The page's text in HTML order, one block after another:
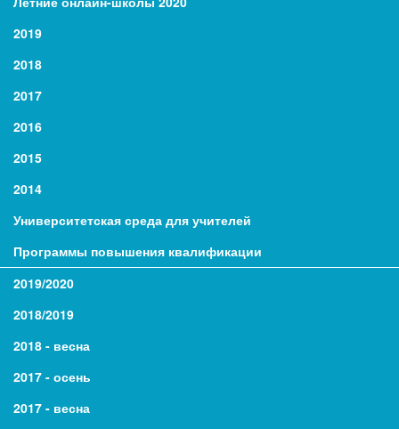
2019
2018
2017
2016
2015
2014
Университетская среда для учителей
Программы повышения квалификации
2019/2020
2018/2019
2018 - весна
2017 - осень
2017 - весна